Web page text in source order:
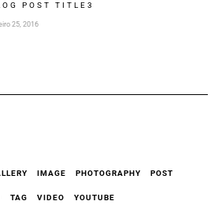
POST TITLE 3
25, 2016
IMAGE PHOTOGRAPHY POST
TAG VIDEO YOUTUBE